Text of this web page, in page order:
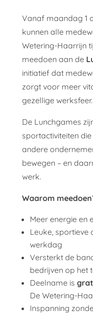
Vanaf maandag 1
kunnen alle
Wetering-Haarrijn
meedoen aan de
initiatief dat
zorgt voor meer
gezellige werksfeer.
De Lunchgames
sportactiviteiten
andere
bewegen – en
werk.
Waarom
Meer energie en
Leuke, sportieve
werkdag
Versterkt de
bedrijven op het
Deelname is
De Wetering-
Inspanning